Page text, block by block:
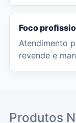
Foco
Atendimento
revende e
Produtos